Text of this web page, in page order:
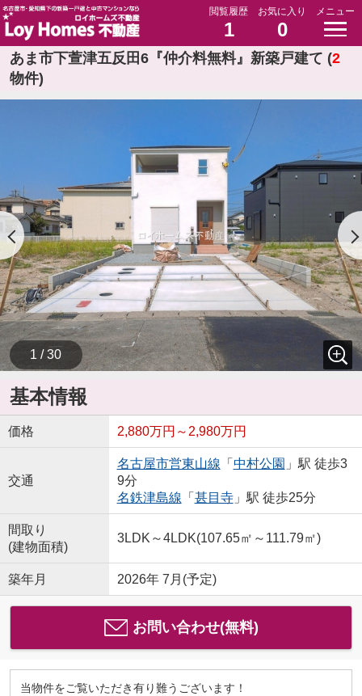
閲覧履歴
1
お気に入り
0
メニュー
あま市下萱津五反田6『仲介料無料』新築戸建て (2
物件)
1 / 30
基本情報
価格 2,880万円～2,980万円
交通
名古屋市営東山線 「 中村公園 」駅 徒歩3
9分
名鉄津島線 「 甚目寺」駅 徒歩25分
間取り
(建物面積)
3LDK～4LDK(107.65㎡～111.79㎡)
築年月 2026年 7月(予定)
お問い合わせ(無料)
当物件をご覧いただき有り難うございます！